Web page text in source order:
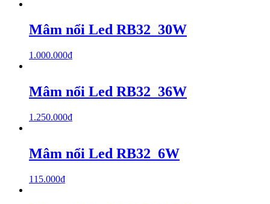
Mâm nổi Led RB32_30W
1.000.000₫
Mâm nổi Led RB32_36W
1.250.000₫
Mâm nổi Led RB32_6W
115.000₫